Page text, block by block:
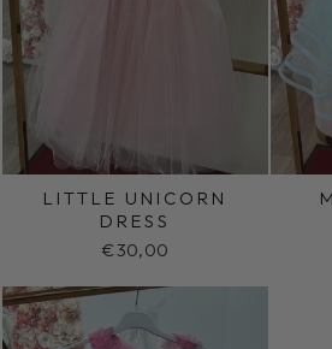
LITTLE UNICORN
DRESS
€30,00